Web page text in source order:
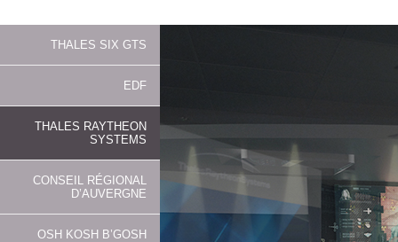
THALES SIX GTS
EDF
THALES RAYTHEON
SYSTEMS
CONSEIL RÉGIONAL
D’AUVERGNE
OSH KOSH B’GOSH